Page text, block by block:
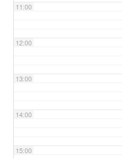
11:00
12:00
13:00
14:00
15:00